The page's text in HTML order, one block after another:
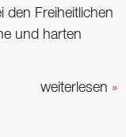
den Freiheitlichen
und harten
weiterlesen »